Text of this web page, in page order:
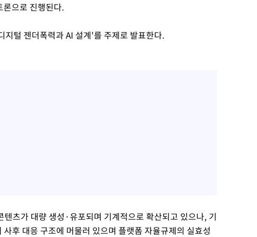
론으로 진행된다.
털 젠더폭력과 AI 설계'를 주제로 발표한다.
츠가 대량 생성·유포되며 기계적으로 확산되고 있으나, 기
후 대응 구조에 머물러 있으며 플랫폼 자율규제의 실효성